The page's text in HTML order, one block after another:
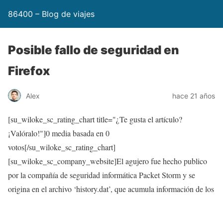
86400 – Blog de viajes
Posible fallo de seguridad en
Firefox
Alex hace 21 años
[su_wiloke_sc_rating_chart title="¿Te gusta el artículo?
¡Valóralo!"]0media basada en 0
votos[/su_wiloke_sc_rating_chart]
[su_wiloke_sc_company_website]El agujero fue hecho publico
por la compañía de seguridad informática Packet Storm y se
origina en el archivo ‘history.dat’, que acumula información de los